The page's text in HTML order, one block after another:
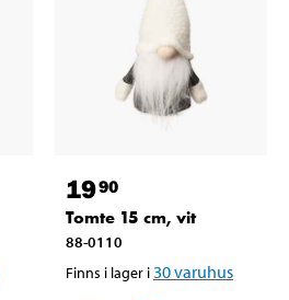
1990
Tomte 15 cm, vit
88-0110
Finns i lager i 30varuhus